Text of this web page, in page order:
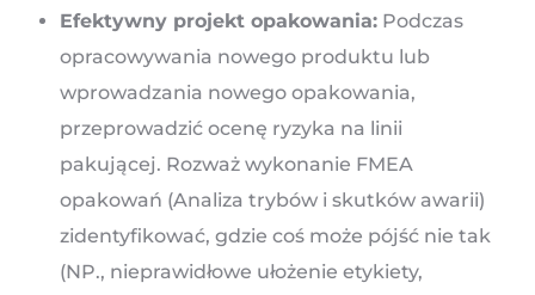
Efektywny projekt opakowania: Podczas
opracowywania nowego produktu lub
wprowadzania nowego opakowania,
przeprowadzić ocenę ryzyka na linii
pakującej. Rozważ wykonanie FMEA
opakowań (Analiza trybów i skutków awarii)
zidentyfikować, gdzie coś może pójść nie tak
(NP., nieprawidłowe ułożenie etykiety,